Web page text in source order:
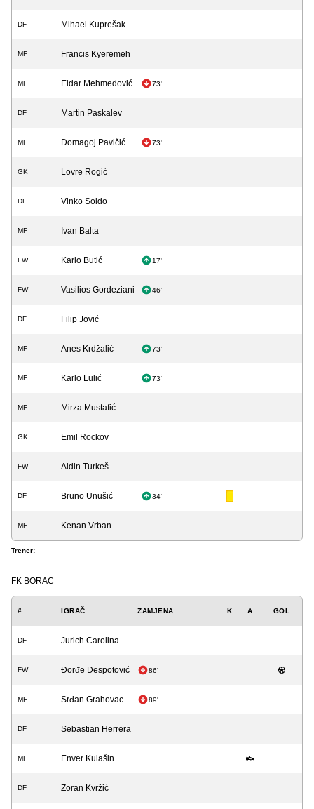
DF Mihael Kuprešak
MF Francis Kyeremeh
MF Eldar Mehmedović 73'
DF Martin Paskalev
MF Domagoj Pavičić 73'
GK Lovre Rogić
DF Vinko Soldo
MF Ivan Balta
FW Karlo Butić 17'
FW Vasilios Gordeziani 46'
DF Filip Jović
MF Anes Krdžalić 73'
MF Karlo Lulić 73'
MF Mirza Mustafić
GK Emil Rockov
FW Aldin Turkeš
DF Bruno Unušić 34'
MF Kenan Vrban
Trener: -
FK BORAC
# IGRAČ ZAMJENA K A GOL
DF Jurich Carolina
FW Đorđe Despotović 86'
MF Srđan Grahovac 89'
DF Sebastian Herrera
MF Enver Kulašin
DF Zoran Kvržić